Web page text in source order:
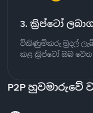
3. ක්‍රිප්ටෝ
විකිණුම්කරු මුදල්
කළ ක්‍රිප්ටෝ ඔබ වෙත
P2P හුවමාරුවේ